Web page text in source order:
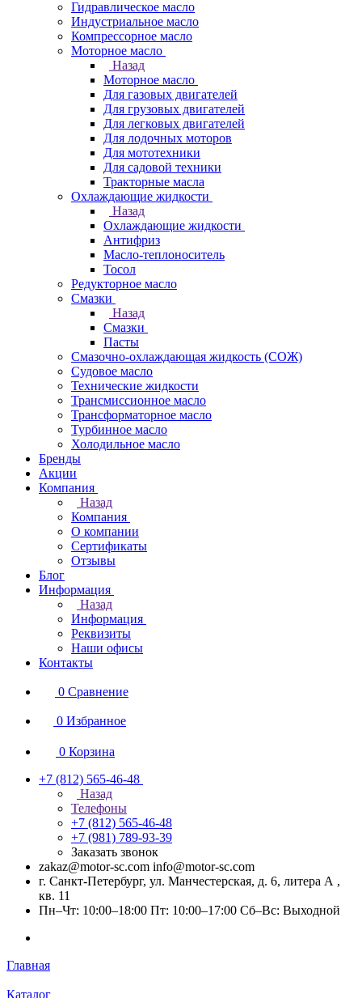
Гидравлическое масло
Индустриальное масло
Компрессорное масло
Моторное масло
Назад
Моторное масло
Для газовых двигателей
Для грузовых двигателей
Для легковых двигателей
Для лодочных моторов
Для мототехники
Для садовой техники
Тракторные масла
Охлаждающие жидкости
Назад
Охлаждающие жидкости
Антифриз
Масло-теплоноситель
Тосол
Редукторное масло
Смазки
Назад
Смазки
Пасты
Смазочно-охлаждающая жидкость (СОЖ)
Судовое масло
Технические жидкости
Трансмиссионное масло
Трансформаторное масло
Турбинное масло
Холодильное масло
Бренды
Акции
Компания
Назад
Компания
О компании
Сертификаты
Отзывы
Блог
Информация
Назад
Информация
Реквизиты
Наши офисы
Контакты
0 Сравнение
0 Избранное
0 Корзина
+7 (812) 565-46-48
Назад
Телефоны
+7 (812) 565-46-48
+7 (981) 789-93-39
Заказать звонок
zakaz@motor-sc.com info@motor-sc.com
г. Санкт-Петербург, ул. Манчестерская, д. 6, литера А ,
кв. 11
Пн–Чт: 10:00–18:00 Пт: 10:00–17:00 Сб–Вс: Выходной
Главная
Каталог